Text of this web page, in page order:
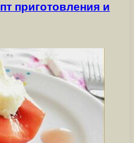
приготовления и